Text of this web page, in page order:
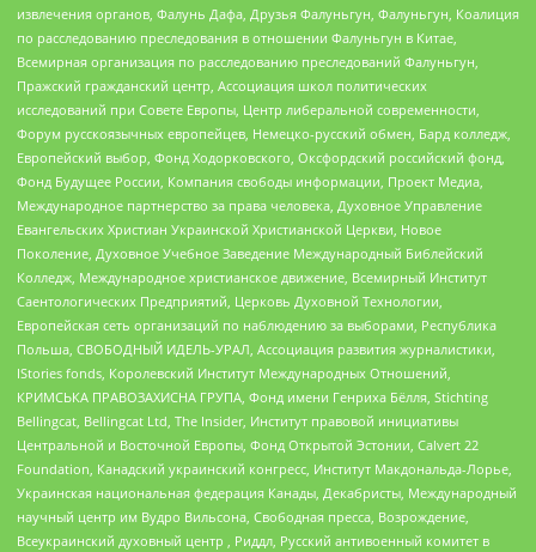
извлечения органов, Фалунь Дафа, Друзья Фалуньгун, Фалуньгун, Коалиция
по расследованию преследования в отношении Фалуньгун в Китае,
Всемирная организация по расследованию преследований Фалуньгун,
Пражский гражданский центр, Ассоциация школ политических
исследований при Совете Европы, Центр либеральной современности,
Форум русскоязычных европейцев, Немецко-русский обмен, Бард колледж,
Европейский выбор, Фонд Ходорковского, Оксфордский российский фонд,
Фонд Будущее России, Компания свободы информации, Проект Медиа,
Международное партнерство за права человека, Духовное Управление
Евангельских Христиан Украинской Христианской Церкви, Новое
Поколение, Духовное Учебное Заведение Международный Библейский
Колледж, Международное христианское движение, Всемирный Институт
Саентологических Предприятий, Церковь Духовной Технологии,
Европейская сеть организаций по наблюдению за выборами, Республика
Польша, СВОБОДНЫЙ ИДЕЛЬ-УРАЛ, Ассоциация развития журналистики,
IStories fonds, Королевский Институт Международных Отношений,
КРИМСЬКА ПРАВОЗАХИСНА ГРУПА, Фонд имени Генриха Бёлля, Stichting
Bellingcat, Bellingcat Ltd, The Insider, Институт правовой инициативы
Центральной и Восточной Европы, Фонд Открытой Эстонии, Calvert 22
Foundation, Канадский украинский конгресс, Институт Макдональда-Лорье,
Украинская национальная федерация Канады, Декабристы, Международный
научный центр им Вудро Вильсона, Свободная пресса, Возрождение,
Всеукраинский духовный центр , Риддл, Русский антивоенный комитет в